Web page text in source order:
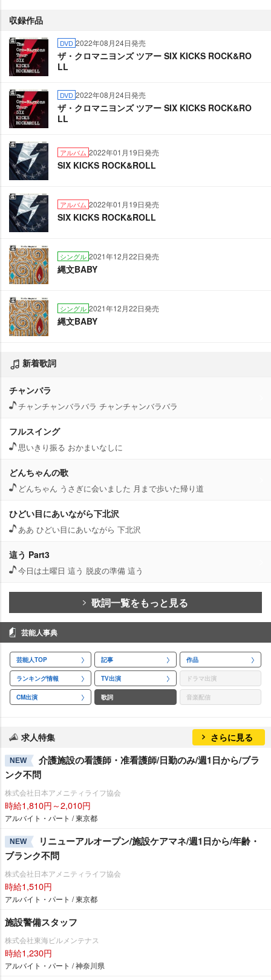
収録作品
DVD 2022年08月24日発売
ザ・クロマニヨンズ ツアー SIX KICKS ROCK&RO
LL
DVD 2022年08月24日発売
ザ・クロマニヨンズ ツアー SIX KICKS ROCK&RO
LL
アルバム 2022年01月19日発売
SIX KICKS ROCK&ROLL
アルバム 2022年01月19日発売
SIX KICKS ROCK&ROLL
シングル 2021年12月22日発売
縄文BABY
シングル 2021年12月22日発売
縄文BABY
新着歌詞
チャンバラ
チャンチャンバラバラ チャンチャンバラバラ
フルスイング
思いきり振る おかまいなしに
どんちゃんの歌
どんちゃん うさぎに会いました 月まで歩いた帰り道
ひどい目にあいながら下北沢
ああ ひどい目にあいながら 下北沢
這う Part3
今日は土曜日 這う 脱皮の準備 這う
歌詞一覧をもっと見る
芸能人事典
芸能人TOP 記事 作品
ランキング情報 TV出演 ドラマ出演
CM出演 歌詞 音楽配信
求人特集 さらに見る
NEW
介護施設の看護師・准看護師/日勤のみ/週1日から/ブラ
ンク不問
株式会社日本アメニティライフ協会
時給1,810円～2,010円
アルバイト・パート / 東京都
NEW
リニューアルオープン/施設ケアマネ/週1日から/年齢・
ブランク不問
株式会社日本アメニティライフ協会
時給1,510円
アルバイト・パート / 東京都
施設警備スタッフ
株式会社東海ビルメンテナス
時給1,230円
アルバイト・パート / 神奈川県